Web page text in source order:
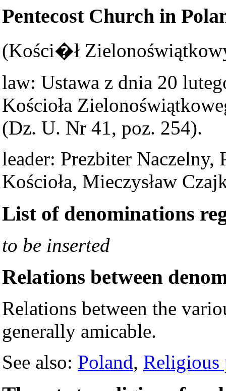
Pentecost Church in
(Kości�ł
law: Ustawa z dnia 20
Kościoła
(Dz. U. Nr 41, poz. 254).
leader: Prezbiter Naczelny,
Kościoła, Mieczysław
List of denominations
to be inserted
Relations between
Relations between the
generally amicable.
See also: Poland, Religious